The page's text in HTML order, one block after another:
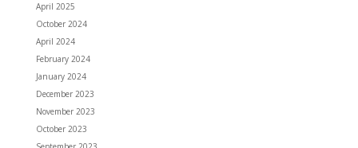
April 2025
October 2024
April 2024
February 2024
January 2024
December 2023
November 2023
October 2023